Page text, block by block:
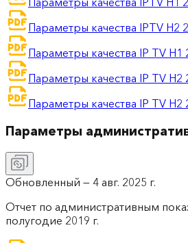
Параметры качества IPTV H2
Параметры качества IP TV H1
Параметры качества IP TV H2
Параметры качества IP TV H2
Параметры
Обновленный — 4 авг. 2025 г.
Отчет по административным
полугодие 2019 г.